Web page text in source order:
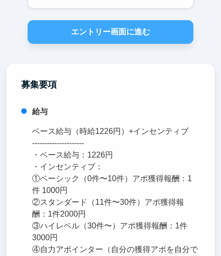
エントリー画面に進む
募集要項
給与
ベース給与（時給1226円）+インセンティブ
---------------------
・ベース給与：1226円
・インセンティブ：
①ベーシック（0件〜10件）アポ獲得報酬：1
件 1000円
②スタンダード（11件〜30件）アポ獲得報
酬：1件2000円
③ハイレベル（30件〜）アポ獲得報酬：1件
3000円
④自力アポインター（自分の獲得アポを自分で